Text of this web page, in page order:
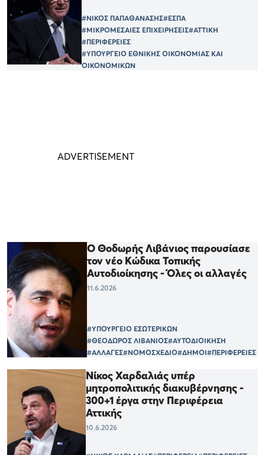
#ΝΙΚΟΣ ΠΑΠΑΘΑΝΑΣΗΣ#ΕΣΠΑ
#ΜΙΚΡΟΜΕΣΑΙΕΣ ΕΠΙΧΕΙΡΗΣΕΙΣ#ΑΤΤΙΚΗ
#ΠΕΡΙΦΕΡΕΙΕΣ
#ΥΠΟΥΡΓΕΙΟ ΕΘΝΙΚΗΣ ΟΙΚΟΝΟΜΙΑΣ ΚΑΙ
ΟΙΚΟΝΟΜΙΚΩΝ
Ο Θοδωρής Λιβάνιος παρουσίασε
τον νέο Κώδικα Τοπικής
Αυτοδιοίκησης - Όλες οι αλλαγές
11.6.2026
#ΥΠΟΥΡΓΕΙΟ ΕΣΩΤΕΡΙΚΩΝ
#ΘΕΟΔΩΡΟΣ ΛΙΒΑΝΙΟΣ#ΑΥΤΟΔΙΟΙΚΗΣΗ
#ΑΛΛΑΓΕΣ#ΝΟΜΟΣΧΕΔΙΟ#ΔΗΜΟΙ#ΠΕΡΙΦΕΡΕΙΕΣ
Νίκος Χαρδαλιάς υπέρ
μητροπολιτικής διακυβέρνησης -
300+1 έργα στην Περιφέρεια
Αττικής
10.6.2026